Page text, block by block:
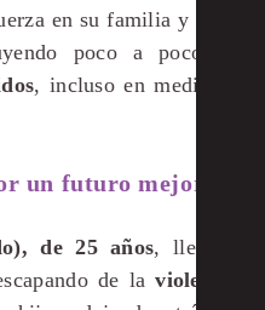
en su familia y en el
poco a poco un
, incluso en medio de
un futuro mejor
de 25 años, llegó a
de laviolencia